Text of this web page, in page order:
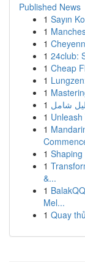
Published News
1 Sayın
1
1
1 24club:
1 Cheap
1
1
1 شامل
1
1
1 Shaping
1
&...
1
Mel...
1 Quay